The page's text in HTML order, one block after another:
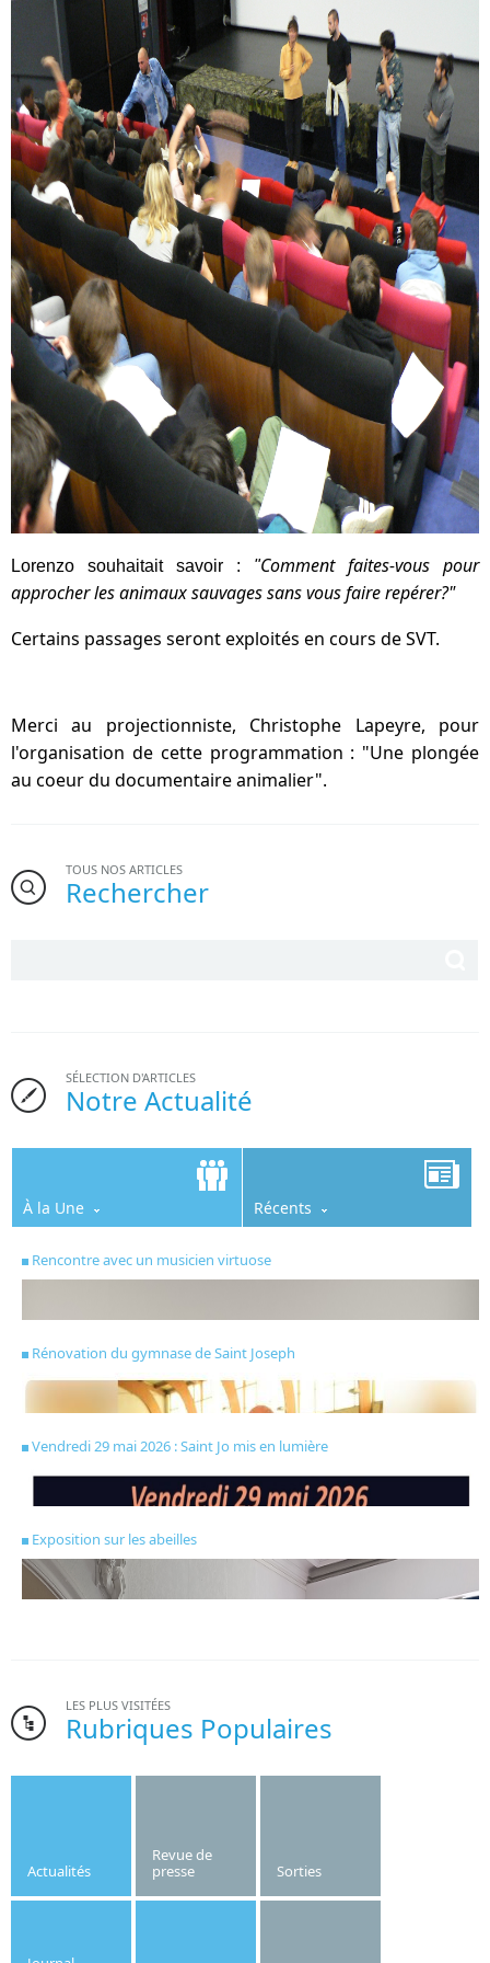
Lorenzo souhaitait savoir : "Comment faites-vous pour
approcher les animaux sauvages sans vous faire repérer?"
Certains passages seront exploités en cours de SVT.
Merci au projectionniste, Christophe Lapeyre, pour
l'organisation de cette programmation : "Une plongée
au coeur du documentaire animalier".
TOUS NOS ARTICLES
Rechercher
SÉLECTION D'ARTICLES
Notre Actualité
À la Une Récents
Rencontre avec un musicien virtuose
Rénovation du gymnase de Saint Joseph
Vendredi 29 mai 2026 : Saint Jo mis en lumière
Exposition sur les abeilles
LES PLUS VISITÉES
Rubriques Populaires
Actualités
Revue de
presse
Sorties